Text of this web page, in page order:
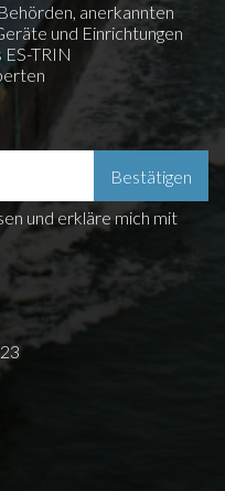
anerkannten
und Einrichtungen
TRIN
und erkläre mich mit